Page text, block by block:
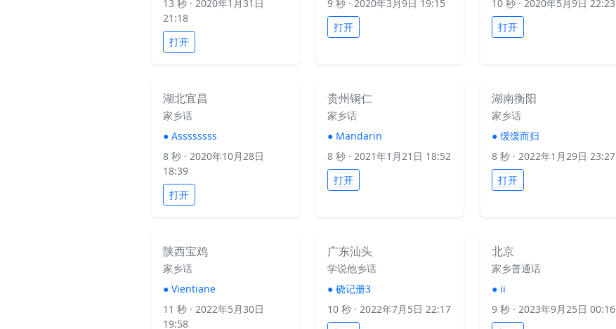
13 秒 · 2020年1月31日
21:18
打开
9 秒 · 2020年3月9日 19:15
打开
10 秒 · 2020年5月9日 22:23
打开
湖北宜昌
家乡话
● Assssssss
8 秒 · 2020年10月28日
18:39
打开
贵州铜仁
家乡话
● Mandarin
8 秒 · 2021年1月21日 18:52
打开
湖南衡阳
家乡话
● 缓缓而归
8 秒 · 2022年1月29日 23:27
打开
陕西宝鸡
家乡话
● Vientiane
11 秒 · 2022年5月30日
19:58
广东汕头
学说他乡话
● 硗记册3
10 秒 · 2022年7月5日 22:17
北京
家乡普通话
● ii
9 秒 · 2023年9月25日 00:16